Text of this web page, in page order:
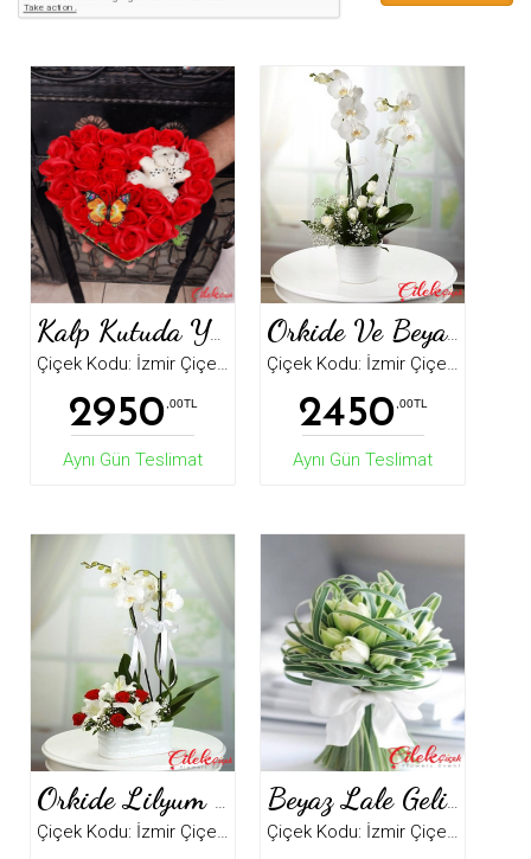
Kalp Kutuda Yapay Güller
Çiçek Kodu: İzmir Çiçek9651
2950 ,00TL
Aynı Gün Teslimat
Orkide Ve Beyaz Güller
Çiçek Kodu: İzmir Çiçek5120
2450 ,00TL
Aynı Gün Teslimat
Orkide Lilyum Ve Güller
Çiçek Kodu: İzmir Çiçek5125
Beyaz Lale Gelin Buketi
Çiçek Kodu: İzmir Çiçek5278